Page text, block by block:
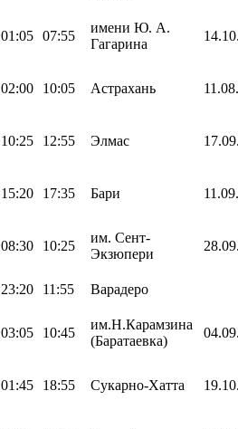
01:05 07:55
имени Ю. А.
Гагарина
02:00 10:05 Астрахань
10:25 12:55 Элмас
15:20 17:35 Бари
08:30 10:25
им. Сент-
Экзюпери
23:20 11:55 Варадеро
03:05 10:45
им.Н.Карамзина
(Баратаевка)
01:45 18:55 Сукарно-Хатта